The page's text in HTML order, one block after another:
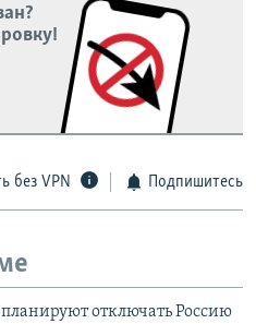
без VPN Подпишитесь
отключать Россию